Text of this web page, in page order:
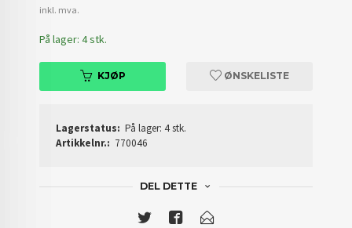
inkl. mva.
På lager: 4 stk.
KJØP ØNSKELISTE
Lagerstatus: På lager: 4 stk.
Artikkelnr.: 770046
DEL DETTE